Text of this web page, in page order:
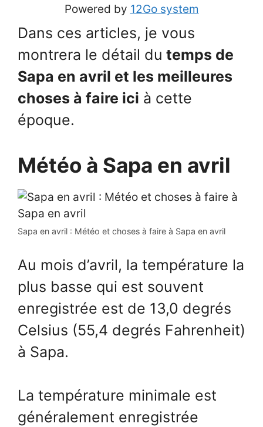
Powered by 12Go system
Dans ces articles, je vous
montrera le détail du temps de
Sapa en avril et les meilleures
choses à faire ici à cette
époque.
Météo à Sapa en avril
Sapa en avril : Météo et choses à faire à Sapa en avril
Au mois d’avril, la température la
plus basse qui est souvent
enregistrée est de 13,0 degrés
Celsius (55,4 degrés Fahrenheit)
à Sapa.
La température minimale est
généralement enregistrée